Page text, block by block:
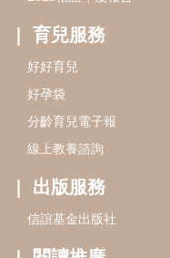
閱讀推廣
Bookstart閱讀起步走
信誼幼兒文學獎
信誼兒童動畫獎
小袋鼠說故事劇團
service@hsin-
信誼好好育兒
(02)2396-5305轉